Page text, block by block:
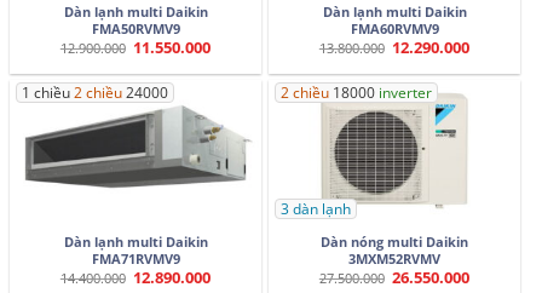
Dàn lạnh multi Daikin
FMA50RVMV9
12.900.000 Giá
gốc
là:
12.900.000.
11.550.000
tại
11.550.000.
Dàn lạnh multi Daikin
FMA60RVMV9
13.800.000 Giá
gốc
là:
13.800.000.
12.290.000
tại
1 chiều2 chiều24000
Dàn lạnh multi Daikin
FMA71RVMV9
14.400.000 Giá
12.890.000
2 chiều 18000 inverter
3 dàn lạnh
Dàn nóng multi Daikin
3MXM52RVMV
27.500.000 Giá
26.550.000